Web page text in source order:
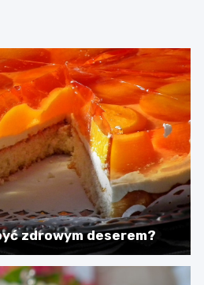
zdrowym deserem?